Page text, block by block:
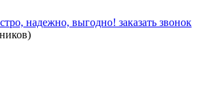
надежно, выгодно! заказать звонок